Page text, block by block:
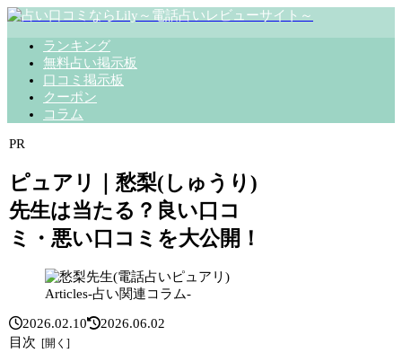
ランキング
無料占い掲示板
口コミ掲示板
クーポン
コラム
PR
ピュアリ｜愁梨(しゅうり)
先生は当たる？良い口コ
ミ・悪い口コミを大公開！
Articles-占い関連コラム-
2026.02.10
2026.06.02
目次